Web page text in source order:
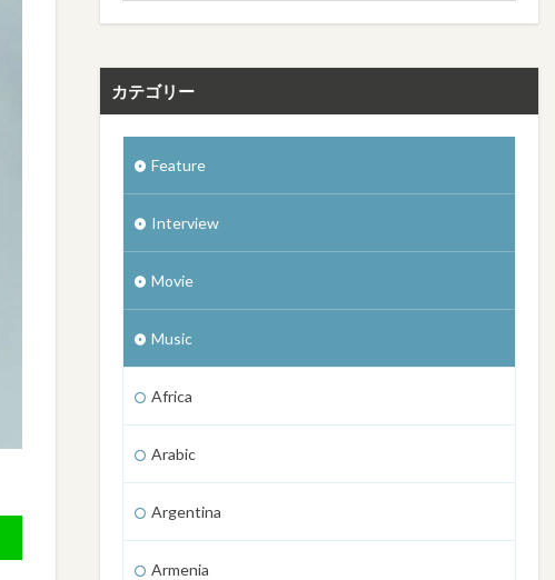
カテゴリー
Feature
Interview
Movie
Music
Africa
Arabic
Argentina
Armenia